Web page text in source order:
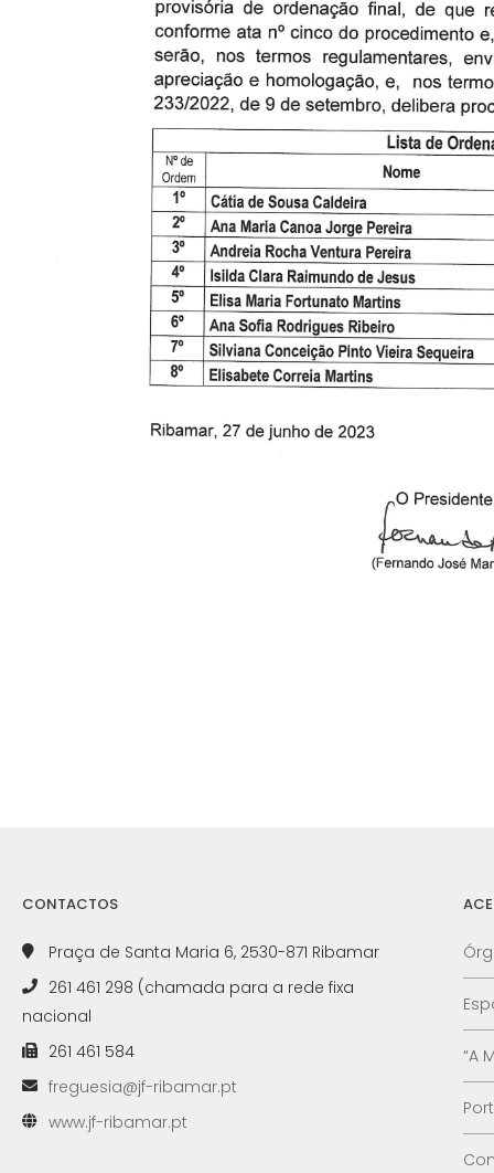
CONTACTOS
Praça de Santa Maria 6, 2530-871 Ribamar
261 461 298 (chamada para a rede fixa
nacional
261 461 584
freguesia@jf-ribamar.pt
www.jf-ribamar.pt
“A